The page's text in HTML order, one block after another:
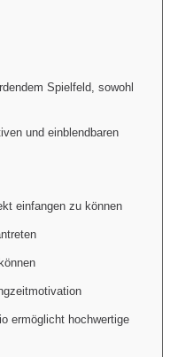
Spielfeld, sowohl
und einblendbaren
einfangen zu können
ermöglicht hochwertige